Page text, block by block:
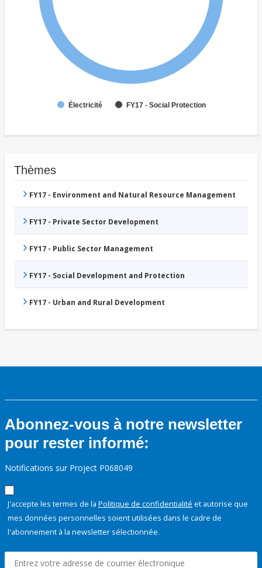
Électricité FY17 - Social Protection
Thèmes
FY17 - Environment and Natural Resource Management
FY17 - Private Sector Development
FY17 - Public Sector Management
FY17 - Social Development and Protection
FY17 - Urban and Rural Development
Abonnez-vous à notre newsletter
pour rester informé:
Notifications sur Project P068049
J'accepte les termes de la Politique de confidentialité et autorise que
mes données personnelles soient utilisées dans le cadre de
l'abonnement à la newsletter sélectionnée.